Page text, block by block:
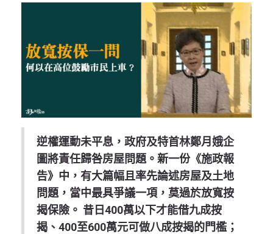
逆權運動未平息，政府及特首林鄭月娥企
圖將責任歸咎房屋問題。新一份《施政報
告》中，有大篇幅且率先論述房屋及土地
問題，當中最具爭議一項，莫過於放寬按
揭保險。 昔日400萬以下才能借九成按
揭、400至600萬元可做八成按揭的門檻；